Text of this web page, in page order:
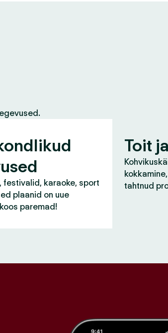
festivalid, karaoke, sport
plaanid on uue
paremad!
Toit
tahtnud